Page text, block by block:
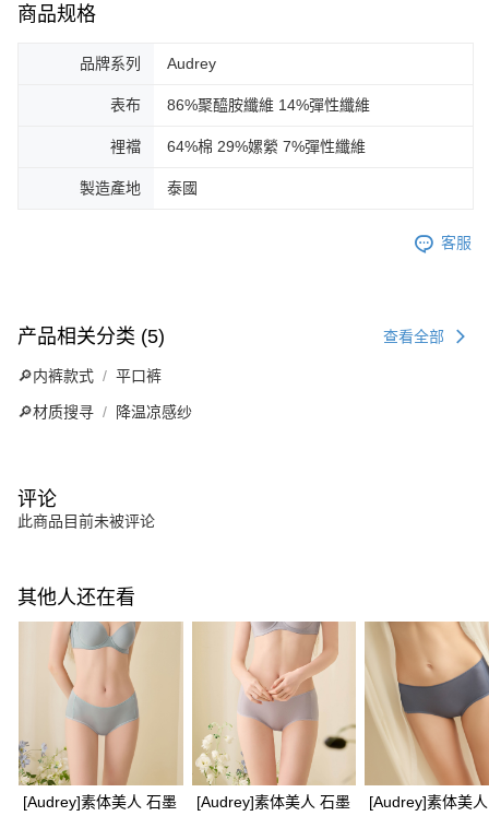
商品规格
品牌系列 Audrey
表布 86%聚醯胺纖維 14%彈性纖維
裡襠 64%棉 29%嫘縈 7%彈性纖維
製造產地 泰國
客服
产品相关分类 (5) 查看全部
🔎内裤款式 平口裤
🔎材质搜寻 降温凉感纱
评论
此商品目前未被评论
其他人还在看
[Audrey]素体美人 石墨 [Audrey]素体美人 石墨 [Audrey]素体美人 石